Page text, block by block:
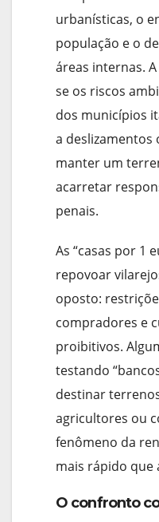
urbanísticas, o
população e o
áreas internas.
se os riscos
dos municípios
a deslizamentos
manter um
acarretar
penais.
As “casas por 1
repovoar
oposto:
compradores e
proibitivos.
testando
destinar
agricultores ou
fenômeno da
mais rápido que
O confronto